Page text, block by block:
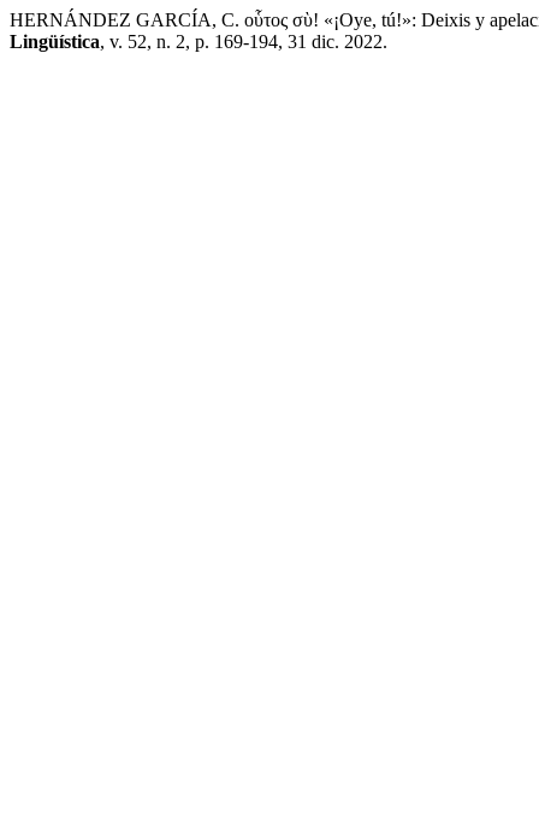
HERNÁNDEZ GARCÍA, C. οὗτος σὺ! «¡Oye, tú!»: Deixis y
Lingüística, v. 52, n. 2, p. 169-194, 31 dic. 2022.